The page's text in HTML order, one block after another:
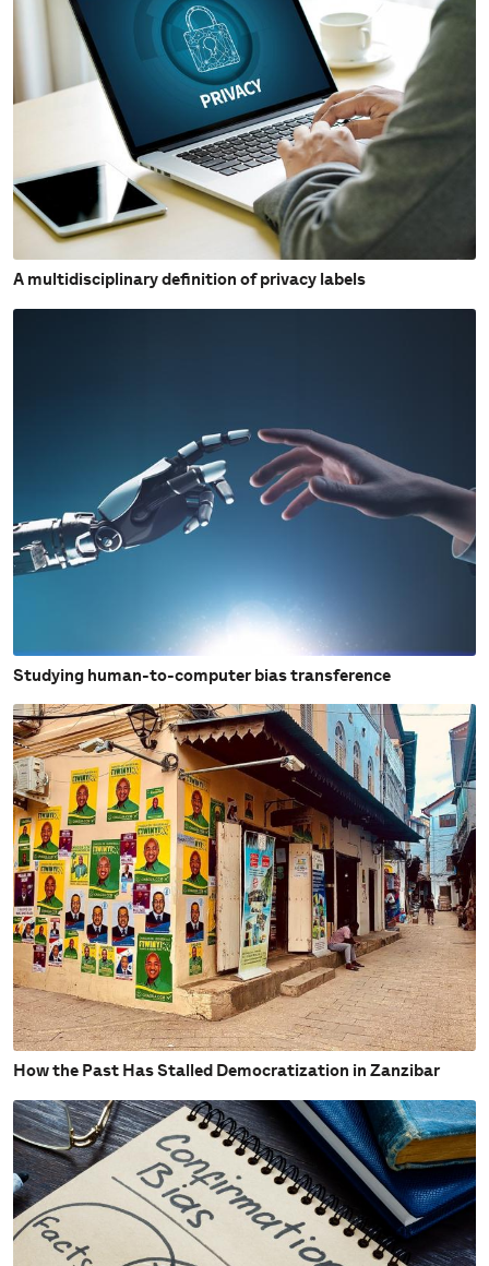
A multidisciplinary definition of privacy labels
Studying human-to-computer bias transference
How the Past Has Stalled Democratization in Zanzibar